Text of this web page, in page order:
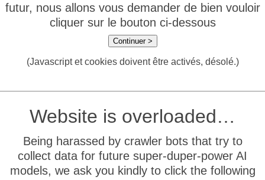
futur, nous allons vous demander de bien vouloir
cliquer sur le bouton ci-dessous
Continuer >
(Javascript et cookies doivent être activés, désolé.)
Website is overloaded…
Being harassed by crawler bots that try to
collect data for future super-duper-power AI
models, we ask you kindly to click the following